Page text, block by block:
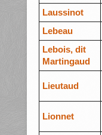
Laussinot
Lebeau
Lebois, dit
Martingaud
Lieutaud
Lionnet